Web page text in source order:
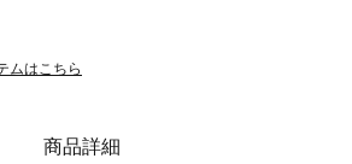
ムはこちら
商品詳細